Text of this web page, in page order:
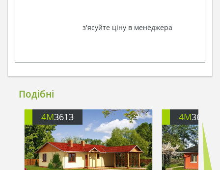
з'ясуйте ціну в менеджера
Подібні
4M3613 4M3613A